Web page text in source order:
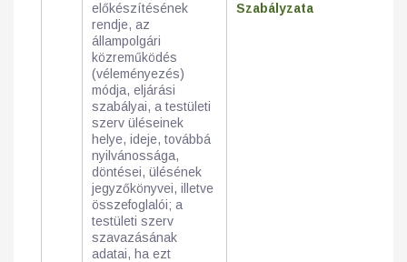
előkészítésének
rendje, az
állampolgári
közreműködés
(véleményezés)
módja, eljárási
szabályai, a testületi
szerv üléseinek
helye, ideje, továbbá
nyilvánossága,
döntései, ülésének
jegyzőkönyvei, illetve
összefoglalói; a
testületi szerv
szavazásának
adatai, ha ezt
Szabályzata